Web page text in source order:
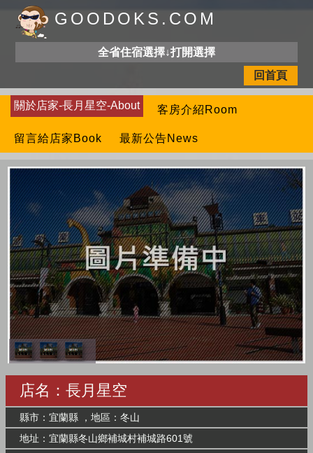
GOODOKS.COM
全省住宿選擇↓打開選擇
回首頁
關於店家-長月星空-About 客房介紹Room
留言給店家Book 最新公告News
店名：長月星空
縣市：宜蘭縣 ，地區：冬山
地址：宜蘭縣冬山鄉補城村補城路601號